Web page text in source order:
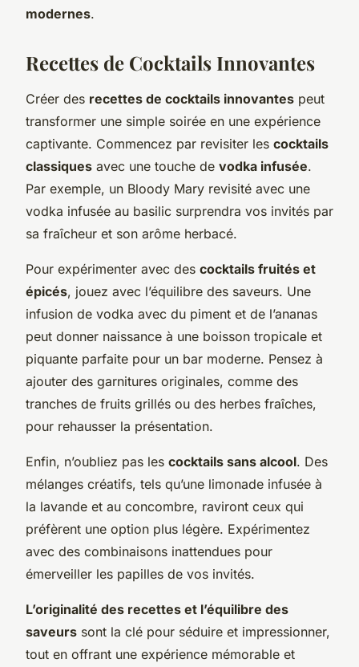
modernes.
Recettes de Cocktails Innovantes
Créer des recettes de cocktails innovantes peut
transformer une simple soirée en une expérience
captivante. Commencez par revisiter les cocktails
classiques avec une touche de vodka infusée.
Par exemple, un Bloody Mary revisité avec une
vodka infusée au basilic surprendra vos invités par
sa fraîcheur et son arôme herbacé.
Pour expérimenter avec des cocktails fruités et
épicés, jouez avec l’équilibre des saveurs. Une
infusion de vodka avec du piment et de l’ananas
peut donner naissance à une boisson tropicale et
piquante parfaite pour un bar moderne. Pensez à
ajouter des garnitures originales, comme des
tranches de fruits grillés ou des herbes fraîches,
pour rehausser la présentation.
Enfin, n’oubliez pas les cocktails sans alcool. Des
mélanges créatifs, tels qu’une limonade infusée à
la lavande et au concombre, raviront ceux qui
préfèrent une option plus légère. Expérimentez
avec des combinaisons inattendues pour
émerveiller les papilles de vos invités.
L’originalité des recettes et l’équilibre des
saveurs sont la clé pour séduire et impressionner,
tout en offrant une expérience mémorable et